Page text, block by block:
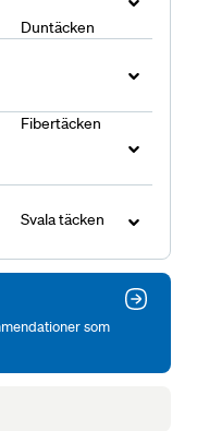
Duntäcken
Fibertäcken
Svala täcken
som